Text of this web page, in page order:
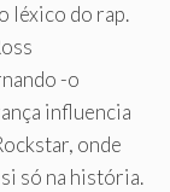
léxico do rap.
-o
influencia
onde
só na história.